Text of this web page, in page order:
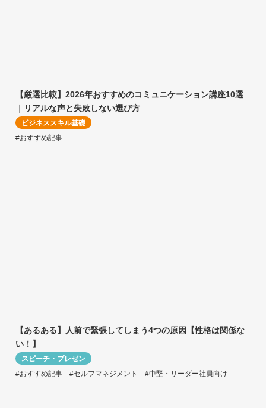
【厳選比較】2026年おすすめのコミュニケーション講座10選
｜リアルな声と失敗しない選び方
ビジネススキル基礎
#おすすめ記事
【あるある】人前で緊張してしまう4つの原因【性格は関係な
い！】
スピーチ・プレゼン
#おすすめ記事
#セルフマネジメント #中堅・リーダー社員向け